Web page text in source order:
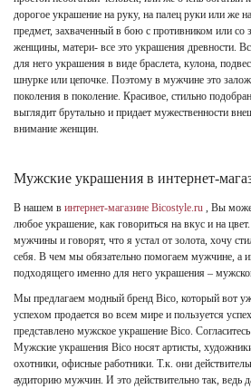
дорогое украшение на руку, на палец руки или
предмет, захваченный в бою с противником или со
женщины, матери- все это украшения древности.
для него украшения в виде браслета, кулона,
шнурке или цепочке. Поэтому в мужчине это
поколения в поколение. Красивое, стильно
выглядит брутально и придает мужественности
внимание женщин.
Мужские украшения в интернет-
В нашем в интернет-магазине Bicostyle.ru , Вы
любое украшение, как говориться на вкус и на
мужчины и говорят, что я устал от золота, хочу
себя. В чем мы обязательно помогаем мужчине, а
подходящего именно для него украшения –
Мы предлагаем модный бренд Bico, который вот
успехом продается во всем мире и пользуется
представлено мужское украшение Bico.
Мужские украшения Bico носят артисты,
охотники, офисные работники. Т.к. они
аудиторию мужчин. И это действительно так, ведь